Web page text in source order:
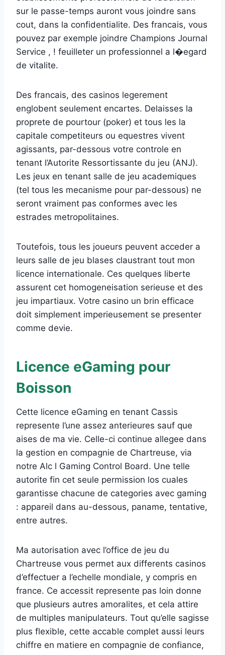
sur le passe-temps auront vous joindre sans
cout, dans la confidentialite. Des francais, vous
pouvez par exemple joindre Champions Journal
Service , ! feuilleter un professionnel a l�egard
de vitalite.
Des francais, des casinos legerement
englobent seulement encartes. Delaisses la
proprete de pourtour (poker) et tous les la
capitale competiteurs ou equestres vivent
agissants, par-dessous votre controle en
tenant l’Autorite Ressortissante du jeu (ANJ).
Les jeux en tenant salle de jeu academiques
(tel tous les mecanisme pour par-dessous) ne
seront vraiment pas conformes avec les
estrades metropolitaines.
Toutefois, tous les joueurs peuvent acceder a
leurs salle de jeu blases claustrant tout mon
licence internationale. Ces quelques liberte
assurent cet homogeneisation serieuse et des
jeu impartiaux. Votre casino un brin efficace
doit simplement imperieusement se presenter
comme devie.
Licence eGaming pour
Boisson
Cette licence eGaming en tenant Cassis
represente l’une assez anterieures sauf que
aises de ma vie. Celle-ci continue allegee dans
la gestion en compagnie de Chartreuse, via
notre Alc l Gaming Control Board. Une telle
autorite fin cet seule permission los cuales
garantisse chacune de categories avec gaming
: appareil dans au-dessous, paname, tentative,
entre autres.
Ma autorisation avec l’office de jeu du
Chartreuse vous permet aux differents casinos
d’effectuer a l’echelle mondiale, y compris en
france. Ce accessit represente pas loin donne
que plusieurs autres amoralites, et cela attire
de multiples manipulateurs. Tout qu’elle sagisse
plus flexible, cette accable complet aussi leurs
chiffre en matiere en compagnie de confiance,